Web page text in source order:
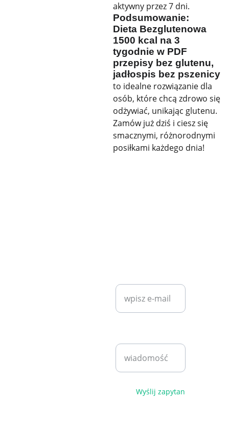
aktywny przez 7 dni.
Podsumowanie:
Dieta Bezglutenowa
1500 kcal na 3
tygodnie w PDF
przepisy bez glutenu,
jadłospis bez pszenicy
to idealne rozwiązanie dla
osób, które chcą zdrowo się
odżywiać, unikając glutenu.
Zamów już dziś i ciesz się
smacznymi, różnorodnymi
posiłkami każdego dnia!
Wyślij zapytanie